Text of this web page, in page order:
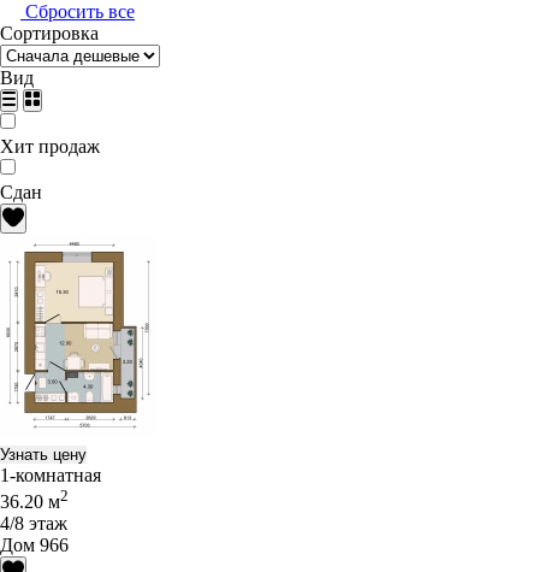
Сбросить все
Сортировка
Вид
Хит продаж
Сдан
Узнать цену
1-комнатная
36.20 м2
4/8 этаж
Дом 966